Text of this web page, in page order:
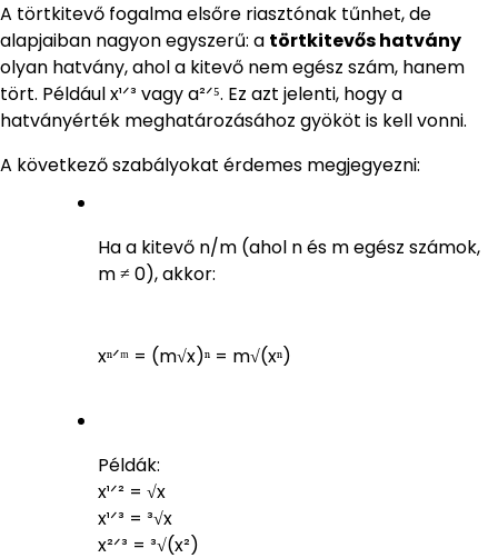
A törtkitevő fogalma elsőre riasztónak tűnhet, de
alapjaiban nagyon egyszerű: a törtkitevős hatvány
olyan hatvány, ahol a kitevő nem egész szám, hanem
tört. Például x¹ᐟ³ vagy a²ᐟ⁵. Ez azt jelenti, hogy a
hatványérték meghatározásához gyököt is kell vonni.
A következő szabályokat érdemes megjegyezni:
Ha a kitevő n/m (ahol n és m egész számok,
m ≠ 0), akkor:
xⁿᐟᵐ = (m√x)ⁿ = m√(xⁿ)
Példák:
x¹ᐟ² = √x
x¹ᐟ³ = ³√x
x²ᐟ³ = ³√(x²)